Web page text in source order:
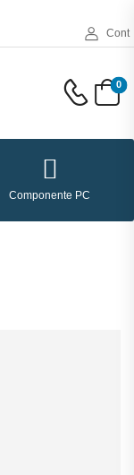
Cont
0
Componente PC